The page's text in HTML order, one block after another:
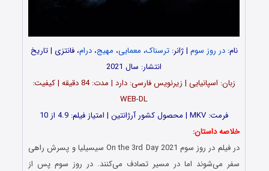
نام:در روز سوم | ژانر:ترسناک، معمایی، مهیج،درام، فانتزی | تاریخ
انتشار: سال 2021
زبان: اسپانیایی | زیرنویس فارسی: دارد | مدت: 84 دقیقه | کیفیت:
WEB-DL
فرمت: MKV | محصول کشور آرژانتین | امتیاز فیلم: 4.9 از 10
خلاصه داستان:
در فیلم در روز سوم
On the 3rd Day 2021 سیسیلیا و پسرش راهی
سفر می‌شوند اما در مسیر تصادف می‌کنند. در روز سوم پس از